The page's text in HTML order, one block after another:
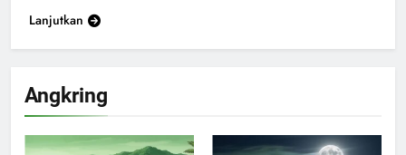
Angkring
Lanjutkan